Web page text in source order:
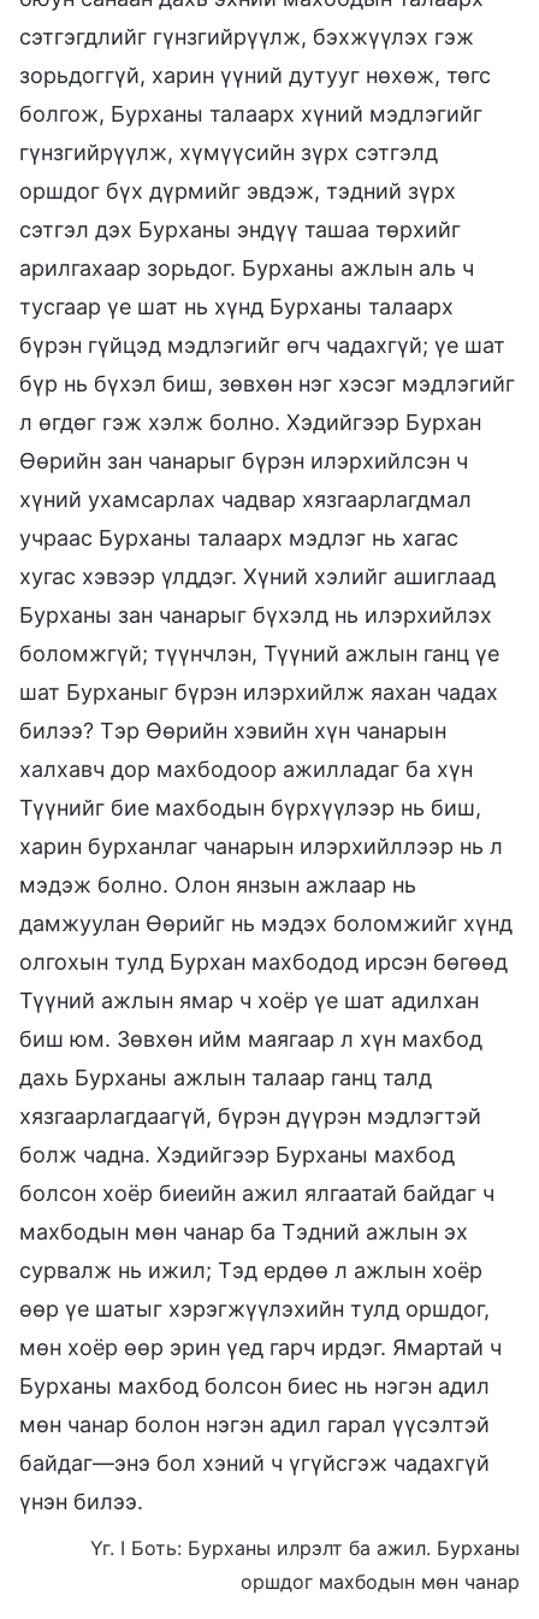
сэтгэгдлийг гүнзгийрүүлж, бэхжүүлэх гэж
зорьдоггүй, харин үүний дутууг нөхөж, төгс
болгож, Бурханы талаарх хүний мэдлэгийг
гүнзгийрүүлж, хүмүүсийн зүрх сэтгэлд
оршдог бүх дүрмийг эвдэж, тэдний зүрх
сэтгэл дэх Бурханы эндүү ташаа төрхийг
арилгахаар зорьдог. Бурханы ажлын аль ч
тусгаар үе шат нь хүнд Бурханы талаарх
бүрэн гүйцэд мэдлэгийг өгч чадахгүй; үе шат
бүр нь бүхэл биш, зөвхөн нэг хэсэг мэдлэгийг
л өгдөг гэж хэлж болно. Хэдийгээр Бурхан
Өөрийн зан чанарыг бүрэн илэрхийлсэн ч
хүний ухамсарлах чадвар хязгаарлагдмал
учраас Бурханы талаарх мэдлэг нь хагас
хугас хэвээр үлддэг. Хүний хэлийг ашиглаад
Бурханы зан чанарыг бүхэлд нь илэрхийлэх
боломжгүй; түүнчлэн, Түүний ажлын ганц үе
шат Бурханыг бүрэн илэрхийлж яахан чадах
билээ? Тэр Өөрийн хэвийн хүн чанарын
халхавч дор махбодоор ажилладаг ба хүн
Түүнийг бие махбодын бүрхүүлээр нь биш,
харин бурханлаг чанарын илэрхийллээр нь л
мэдэж болно. Олон янзын ажлаар нь
дамжуулан Өөрийг нь мэдэх боломжийг хүнд
олгохын тулд Бурхан махбодод ирсэн бөгөөд
Түүний ажлын ямар ч хоёр үе шат адилхан
биш юм. Зөвхөн ийм маягаар л хүн махбод
дахь Бурханы ажлын талаар ганц талд
хязгаарлагдаагүй, бүрэн дүүрэн мэдлэгтэй
болж чадна. Хэдийгээр Бурханы махбод
болсон хоёр биеийн ажил ялгаатай байдаг ч
махбодын мөн чанар ба Тэдний ажлын эх
сурвалж нь ижил; Тэд ердөө л ажлын хоёр
өөр үе шатыг хэрэгжүүлэхийн тулд оршдог,
мөн хоёр өөр эрин үед гарч ирдэг. Ямартай ч
Бурханы махбод болсон биес нь нэгэн адил
мөн чанар болон нэгэн адил гарал үүсэлтэй
байдаг—энэ бол хэний ч үгүйсгэж чадахгүй
үнэн билээ.
Үг. I Боть: Бурханы илрэлт ба ажил. Бурханы
оршдог махбодын мөн чанар